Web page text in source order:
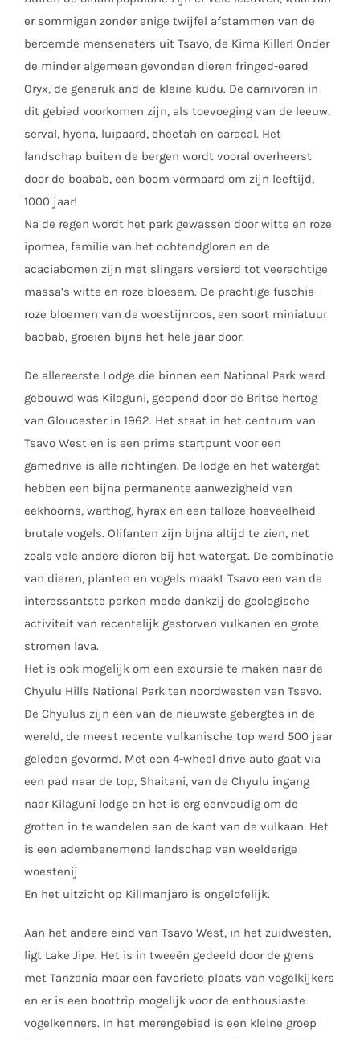
er sommigen zonder enige twijfel afstammen van de
beroemde menseneters uit Tsavo, de Kima Killer! Onder
de minder algemeen gevonden dieren fringed-eared
Oryx, de generuk and de kleine kudu. De carnivoren in
dit gebied voorkomen zijn, als toevoeging van de leeuw.
serval, hyena, luipaard, cheetah en caracal. Het
landschap buiten de bergen wordt vooral overheerst
door de boabab, een boom vermaard om zijn leeftijd,
1000 jaar!
Na de regen wordt het park gewassen door witte en roze
ipomea, familie van het ochtendgloren en de
acaciabomen zijn met slingers versierd tot veerachtige
massa’s witte en roze bloesem. De prachtige fuschia-
roze bloemen van de woestijnroos, een soort miniatuur
baobab, groeien bijna het hele jaar door.
De allereerste Lodge die binnen een National Park werd
gebouwd was Kilaguni, geopend door de Britse hertog
van Gloucester in 1962. Het staat in het centrum van
Tsavo West en is een prima startpunt voor een
gamedrive is alle richtingen. De lodge en het watergat
hebben een bijna permanente aanwezigheid van
eekhoorns, warthog, hyrax en een talloze hoeveelheid
brutale vogels. Olifanten zijn bijna altijd te zien, net
zoals vele andere dieren bij het watergat. De combinatie
van dieren, planten en vogels maakt Tsavo een van de
interessantste parken mede dankzij de geologische
activiteit van recentelijk gestorven vulkanen en grote
stromen lava.
Het is ook mogelijk om een excursie te maken naar de
Chyulu Hills National Park ten noordwesten van Tsavo.
De Chyulus zijn een van de nieuwste gebergtes in de
wereld, de meest recente vulkanische top werd 500 jaar
geleden gevormd. Met een 4-wheel drive auto gaat via
een pad naar de top, Shaitani, van de Chyulu ingang
naar Kilaguni lodge en het is erg eenvoudig om de
grotten in te wandelen aan de kant van de vulkaan. Het
is een adembenemend landschap van weelderige
woestenij
En het uitzicht op Kilimanjaro is ongelofelijk.
Aan het andere eind van Tsavo West, in het zuidwesten,
ligt Lake Jipe. Het is in tweeën gedeeld door de grens
met Tanzania maar een favoriete plaats van vogelkijkers
en er is een boottrip mogelijk voor de enthousiaste
vogelkenners. In het merengebied is een kleine groep